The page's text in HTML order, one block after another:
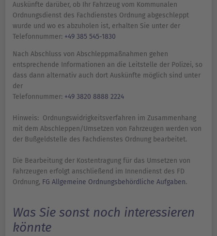
Auskünfte darüber, ob Ihr Fahrzeug vom Kommunalen
Ordnungsdienst des Fachdienstes Ordnung abgeschleppt
wurde und wo es abzuholen ist, erhalten Sie unter der
Telefonnummer: +49 385 545-1830
Nach Abschluss von Abschleppmaßnahmen gehen
entsprechende Informationen an die Leitstelle der Polizei, so
dass dann alternativ auch dort Auskünfte möglich sind unter
der
Telefonnummer: +49 3820 8888 2224
Hinweis: Ordnungswidrigkeitsverfahren im Zusammenhang
mit dem Abschleppen/Umsetzen von Fahrzeugen werden von
der Bußgeldstelle des Fachdienstes Ordnung bearbeitet.
Die Bearbeitung der Kostentragung für das Umsetzen von
Fahrzeugen erfolgt anschließend im Innendienst des FD
Ordnung, FG Allgemeine Ordnungsbehördliche Aufgaben.
Was Sie sonst noch interessieren
könnte